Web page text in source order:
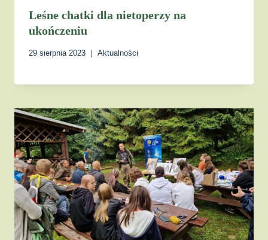
Leśne chatki dla nietoperzy na
ukończeniu
29 sierpnia 2023 Aktualności